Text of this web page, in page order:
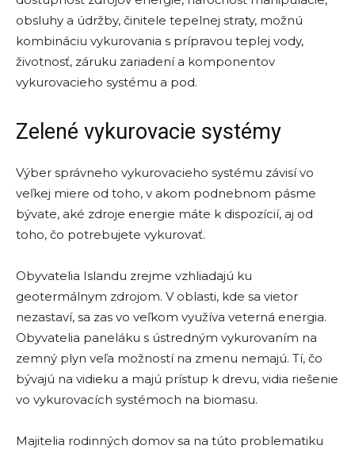
obsluhy a údržby, činitele tepelnej straty, možnú
kombináciu vykurovania s prípravou teplej vody,
životnosť, záruku zariadení a komponentov
vykurovacieho systému a pod.
Zelené vykurovacie systémy
Výber správneho vykurovacieho systému závisí vo
veľkej miere od toho, v akom podnebnom pásme
bývate, aké zdroje energie máte k dispozícií, aj od
toho, čo potrebujete vykurovať.
Obyvatelia Islandu zrejme vzhliadajú ku
geotermálnym zdrojom. V oblasti, kde sa vietor
nezastaví, sa zas vo veľkom využíva veterná energia.
Obyvatelia paneláku s ústredným vykurovaním na
zemný plyn veľa možností na zmenu nemajú. Tí, čo
bývajú na vidieku a majú prístup k drevu, vidia riešenie
vo vykurovacích systémoch na biomasu.
Majitelia rodinných domov sa na túto problematiku